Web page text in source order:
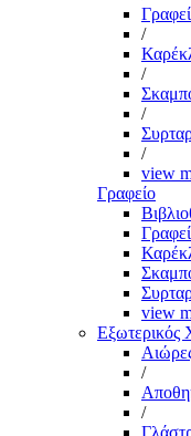
/
/
/
/
view
Γραφείο
view
Εξωτερικός
/
/